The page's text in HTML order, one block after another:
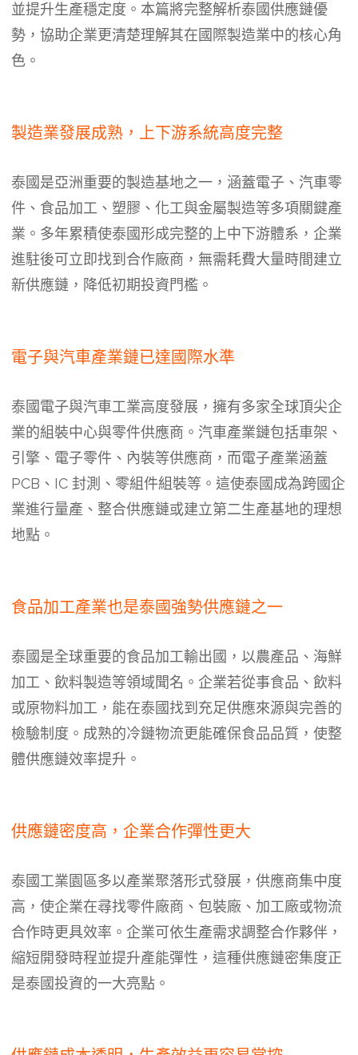
並提升生產穩定度。本篇將完整解析泰國供應鏈優
勢，協助企業更清楚理解其在國際製造業中的核心角
色。
製造業發展成熟，上下游系統高度完整
泰國是亞洲重要的製造基地之一，涵蓋電子、汽車零
件、食品加工、塑膠、化工與金屬製造等多項關鍵產
業。多年累積使泰國形成完整的上中下游體系，企業
進駐後可立即找到合作廠商，無需耗費大量時間建立
新供應鏈，降低初期投資門檻。
電子與汽車產業鏈已達國際水準
泰國電子與汽車工業高度發展，擁有多家全球頂尖企
業的組裝中心與零件供應商。汽車產業鏈包括車架、
引擎、電子零件、內裝等供應商，而電子產業涵蓋
PCB、IC 封測、零組件組裝等。這使泰國成為跨國企
業進行量產、整合供應鏈或建立第二生產基地的理想
地點。
食品加工產業也是泰國強勢供應鏈之一
泰國是全球重要的食品加工輸出國，以農產品、海鮮
加工、飲料製造等領域聞名。企業若從事食品、飲料
或原物料加工，能在泰國找到充足供應來源與完善的
檢驗制度。成熟的冷鏈物流更能確保食品品質，使整
體供應鏈效率提升。
供應鏈密度高，企業合作彈性更大
泰國工業園區多以產業聚落形式發展，供應商集中度
高，使企業在尋找零件廠商、包裝廠、加工廠或物流
合作時更具效率。企業可依生產需求調整合作夥伴，
縮短開發時程並提升產能彈性，這種供應鏈密集度正
是泰國投資的一大亮點。